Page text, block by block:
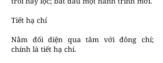
Tiết hạ chí
Nằm đối diện qua tâm với đông chí;
chính là tiết hạ chí.